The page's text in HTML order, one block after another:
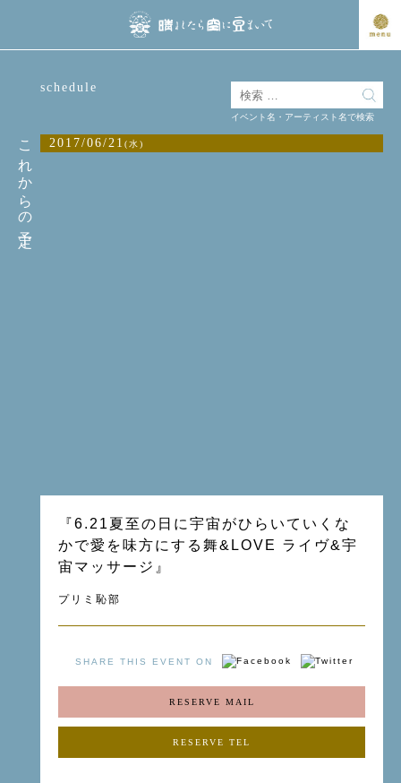
これからの予定
schedule
2017/06/21 (水)
『6.21夏至の日に宇宙がひらいていくな
かで愛を味方にする舞&LOVE ライヴ&宇
宙マッサージ』
プリミ恥部
SHARE THIS EVENT ON
RESERVE MAIL
RESERVE TEL
イベント名・アーティスト名で検索